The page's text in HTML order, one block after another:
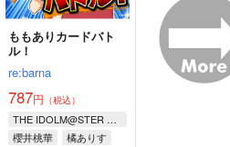
カート カート
ももありカードバト
ル！
re:barna
787円 （税込）
THE IDOLM@STER CINDERELLA GIRLS
櫻井桃華
橘ありす